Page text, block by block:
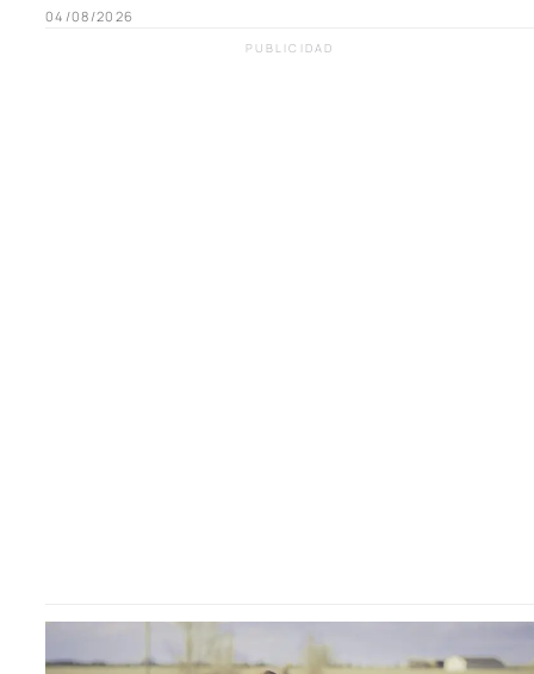
04/08/2026
PUBLICIDAD